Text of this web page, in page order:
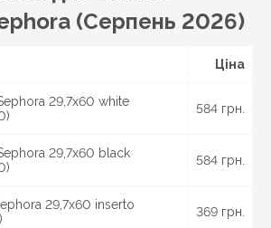
(Серпень 2026)
Ціна
29,7x60 white
584 грн.
29,7x60 black
584 грн.
29,7x60 inserto
369 грн.